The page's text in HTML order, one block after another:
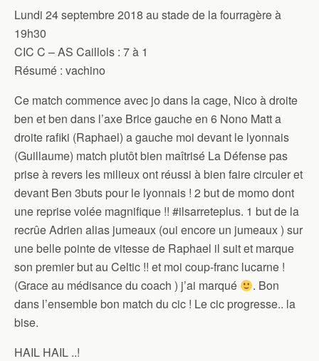
Lundi 24 septembre 2018 au stade de la fourragère à
19h30
CIC C – AS Caillols : 7 à 1
Résumé : vachino
Ce match commence avec jo dans la cage, Nico à droite
ben et ben dans l’axe Brice gauche en 6 Nono Matt a
droite rafiki (Raphael) a gauche moi devant le lyonnais
(Guillaume) match plutôt bien maîtrisé La Défense pas
prise à revers les milieux ont réussi à bien faire circuler et
devant Ben 3buts pour le lyonnais ! 2 but de momo dont
une reprise volée magnifique !! #ilsarreteplus. 1 but de la
recrûe Adrien alias jumeaux (oui encore un jumeaux ) sur
une belle pointe de vitesse de Raphael il suit et marque
son premier but au Celtic !! et moi coup-franc lucarne !
(Grace au médisance du coach ) j’ai marqué
. Bon
dans l’ensemble bon match du cic ! Le cic progresse.. la
bise.
HAIL HAIL ..!